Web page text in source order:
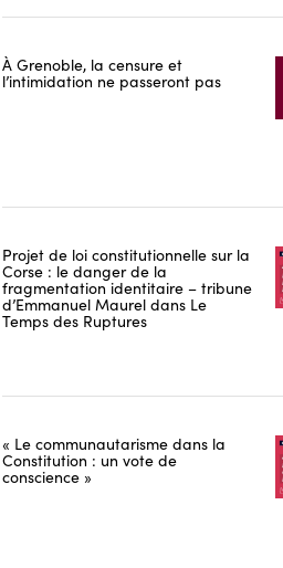
À Grenoble, la censure et
l’intimidation ne passeront pas
Projet de loi constitutionnelle sur la
Corse : le danger de la
fragmentation identitaire – tribune
d’Emmanuel Maurel dans Le
Temps des Ruptures
« Le communautarisme dans la
Constitution : un vote de
conscience »